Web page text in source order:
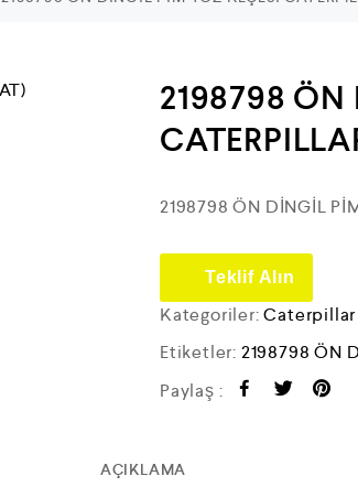
2198798 ÖN
2198798 ÖN DİNGİL
Teklif Alın
Kategoriler:Caterpillar
Etiketler: 2198798 ÖN
Paylaş :
AÇIKLAMA